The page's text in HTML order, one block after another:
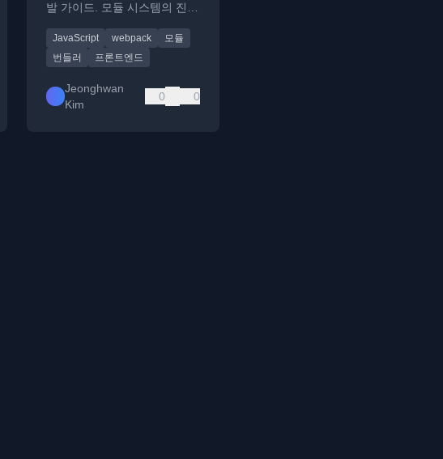
발 가이드. 모듈 시스템의 진화
다.
JavaScript webpack
모듈
번들러
프론트엔드
Jeonghwan
Kim
0 0